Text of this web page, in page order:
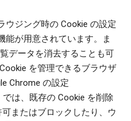
ウジング時の Cookie の設定
能が用意されています。ま
データを消去することも可
を管理できるブラウザ
Chrome の設定
は、既存の Cookie を削除
またはブロックしたり、ウ